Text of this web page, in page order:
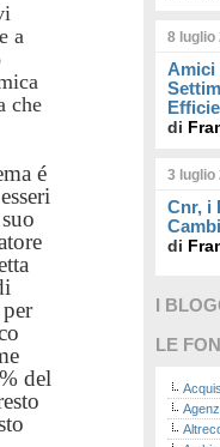
a
che
é
del
8 luglio
Amici
di
3 luglio
Cnr, i
di
I
LE